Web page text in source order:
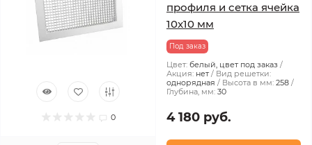
0
профиля и сетка ячейка
10x10 мм
Под заказ
Цвет: белый, цвет под заказ
Акция: нет
Вид решетки:
однорядная
Высота в мм: 258
Глубина, мм: 30
4 180 руб.